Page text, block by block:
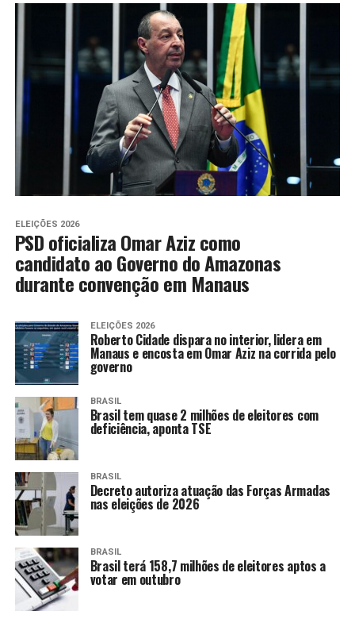
ELEIÇÕES 2026
PSD oficializa Omar Aziz como
candidato ao Governo do Amazonas
durante convenção em Manaus
ELEIÇÕES 2026
Roberto Cidade dispara no interior, lidera em
Manaus e encosta em Omar Aziz na corrida pelo
governo
BRASIL
Brasil tem quase 2 milhões de eleitores com
deficiência, aponta TSE
BRASIL
Decreto autoriza atuação das Forças Armadas
nas eleições de 2026
BRASIL
Brasil terá 158,7 milhões de eleitores aptos a
votar em outubro